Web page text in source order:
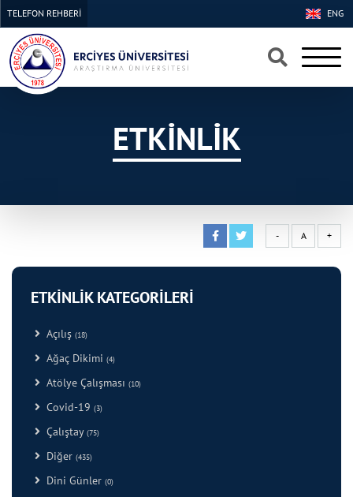
×
×
ENG
TELEFON REHBERİ
ETKİNLİK
- A +
ETKİNLİK KATEGORİLERİ
Açılış (18)
Ağaç Dikimi (4)
Atölye Çalışması (10)
Covid-19 (3)
Çalıştay (75)
Diğer (435)
Dini Günler (0)